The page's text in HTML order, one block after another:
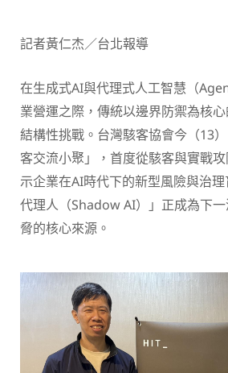
記者黃仁杰／台北報導
在生成式AI與代理式人工智慧（
業營運之際，傳統以邊界防禦為核
結構性挑戰。台灣駭客協會今（13
客交流小聚」，首度從駭客與實戰
示企業在AI時代下的新型風險與治
代理人（Shadow AI）」正成為下
脅的核心來源。